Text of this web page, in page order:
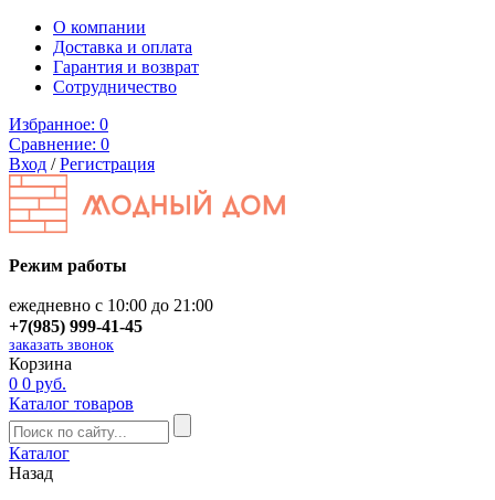
О компании
Доставка и оплата
Гарантия и возврат
Сотрудничество
Избранное: 0
Сравнение: 0
Вход /Регистрация
Режим работы
ежедневно с 10:00 до 21:00
+7(985) 999-41-45
заказать звонок
Корзина
0 0 руб.
Каталог товаров
Каталог
Назад